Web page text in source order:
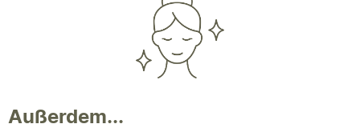
Außerdem...